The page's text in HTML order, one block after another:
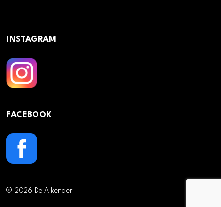
INSTAGRAM
FACEBOOK
© 2026 De Alkenaer